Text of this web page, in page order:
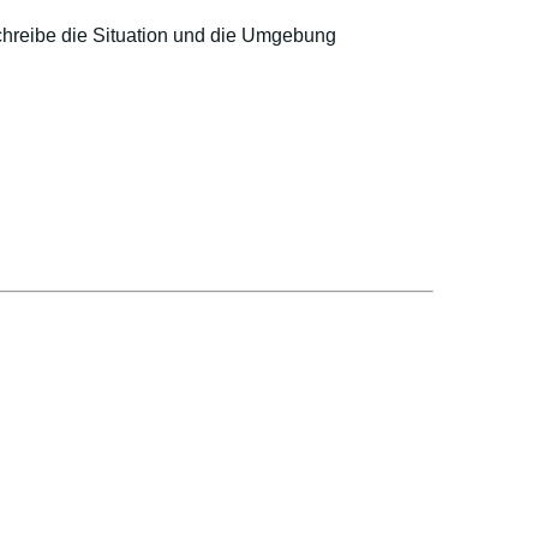
die Situation und die Umgebung